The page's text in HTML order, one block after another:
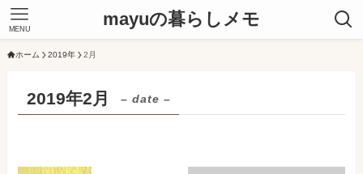
mayuの暮らしメモ
MENU
ホーム 2019年 2月
2019年2月 – date –